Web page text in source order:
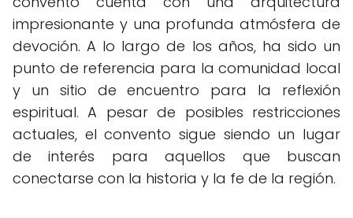
impresionante y una profunda atmósfera de
devoción. A lo largo de los años, ha sido un
punto de referencia para la comunidad local
y un sitio de encuentro para la reflexión
espiritual. A pesar de posibles restricciones
actuales, el convento sigue siendo un lugar
de interés para aquellos que buscan
conectarse con la historia y la fe de la región.